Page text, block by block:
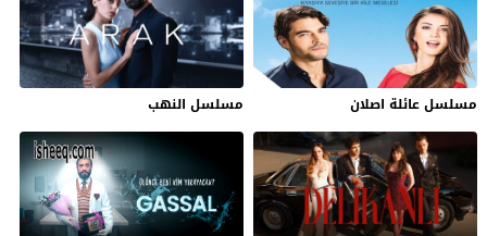
مسلسل عائلة اصلان مسلسل النهب